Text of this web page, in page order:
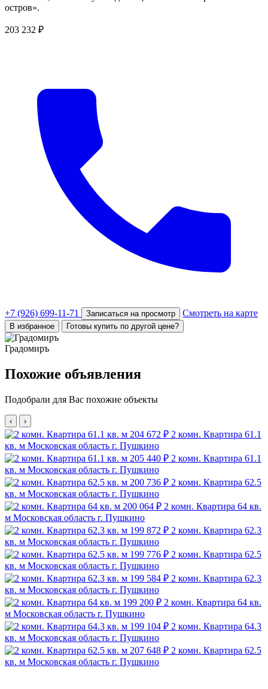
остров».
203 232 ₽
+7 (926) 699-11-71 Записаться на просмотр Смотреть на карте
В избранное Готовы купить по другой цене?
Градомиръ
Похожие объявления
Подобрали для Вас похожие объекты
‹ ›
204 672 ₽ 2 комн. Квартира 61.1
кв. м Московская область г. Пушкино
205 440 ₽ 2 комн. Квартира 61.1
кв. м Московская область г. Пушкино
200 736 ₽ 2 комн. Квартира 62.5
кв. м Московская область г. Пушкино
200 064 ₽ 2 комн. Квартира 64 кв.
м Московская область г. Пушкино
199 872 ₽ 2 комн. Квартира 62.3
кв. м Московская область г. Пушкино
199 776 ₽ 2 комн. Квартира 62.5
кв. м Московская область г. Пушкино
199 584 ₽ 2 комн. Квартира 62.3
кв. м Московская область г. Пушкино
199 200 ₽ 2 комн. Квартира 64 кв.
м Московская область г. Пушкино
199 104 ₽ 2 комн. Квартира 64.3
кв. м Московская область г. Пушкино
207 648 ₽ 2 комн. Квартира 62.5
кв. м Московская область г. Пушкино